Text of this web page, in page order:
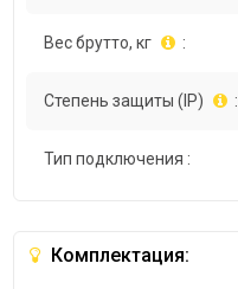
Вес брутто, кг :
Степень защиты (IP) :
Тип подключения :
Комплектация: